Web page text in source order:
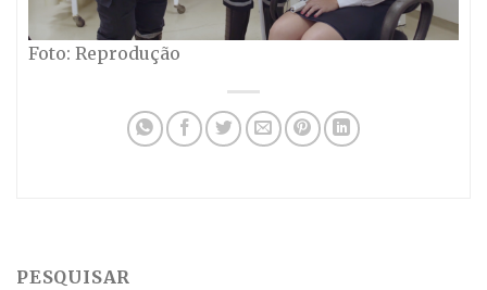
Foto: Reprodução
PESQUISAR